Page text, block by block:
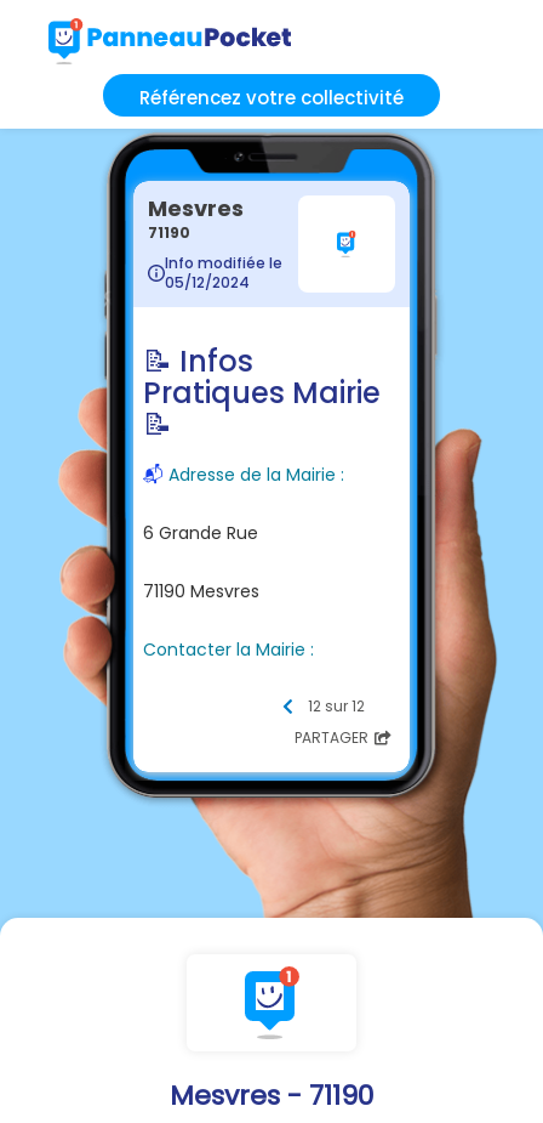
Référencez votre collectivité
Mesvres - 71190
Mesvres
71190
Info modifiée le
05/12/2024
📝 Infos
Pratiques Mairie
📝
📬 Adresse de la Mairie :
6 Grande Rue
71190 Mesvres
Contacter la Mairie :
03 85 54 40 91
secretariat.mairie@mesvres.fr
12 sur 12
PARTAGER